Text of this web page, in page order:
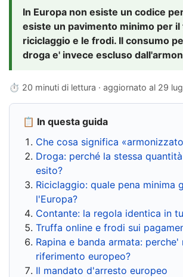
In Europa non esiste un codice
esiste un pavimento minimo per
riciclaggio e le frodi. Il consumo
droga e' invece escluso
⏱ 20 minuti di lettura · aggiornato al 29
📋 In questa guida
Che cosa significa
Droga: perché la stessa
esito?
Riciclaggio: quale pena minima
l'Europa?
Contante: la regola identica in
Truffa online e frodi sui
Rapina e banda armata: perche'
riferimento europeo?
Il mandato d'arresto europeo